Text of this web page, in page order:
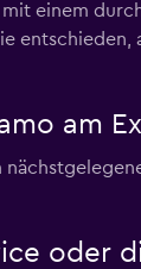
mit einem
am
oder